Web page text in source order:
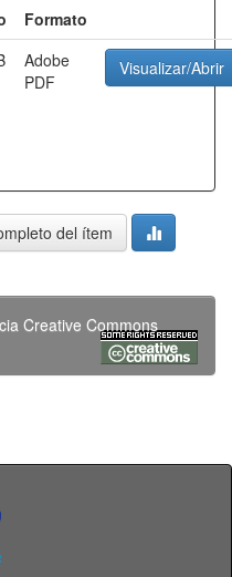
Formato
Adobe
PDF
Visualizar/Abrir
del ítem
Creative Commons